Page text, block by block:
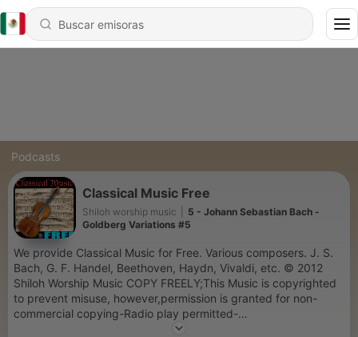
Podcasts
Classical Music Free
Shiloh worship music
5 - Johann Sebastian Bach -
Goldberg Variations #5
We provide Classical Music for Free. Various composers. J. S.
Bach, G. F. Handel, Beethoven, Haydn, Vivaldi, etc. © 2012
Shiloh Worship Music COPY FREELY;This Music is copyrighted
to prevent misuse, however,permission is granted for non-
commercial copying-Radio play permitted-